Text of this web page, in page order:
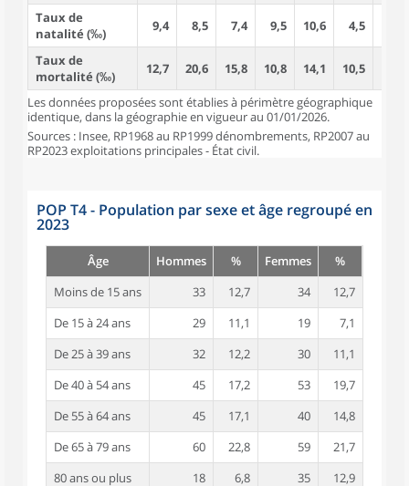
Taux de
natalité (‰)
9,4 8,5 7,4 9,5 10,6 4,5
Taux de
mortalité (‰)
12,7 20,6 15,8 10,8 14,1 10,5
Les données proposées sont établies à périmètre géographique
identique, dans la géographie en vigueur au 01/01/2026.
Sources : Insee, RP1968 au RP1999 dénombrements, RP2007 au
RP2023 exploitations principales - État civil.
POP T4 - Population par sexe et âge regroupé en
2023
Âge Hommes % Femmes
%
Moins de 15 ans
33 12,7 34
12,7
De 15 à 24 ans
29 11,1 19
7,1
De 25 à 39 ans
32 12,2 30
11,1
De 40 à 54 ans
45 17,2 53
19,7
De 55 à 64 ans
45 17,1 40
14,8
De 65 à 79 ans
60 22,8 59
21,7
80 ans ou plus
18 6,8 35
12,9